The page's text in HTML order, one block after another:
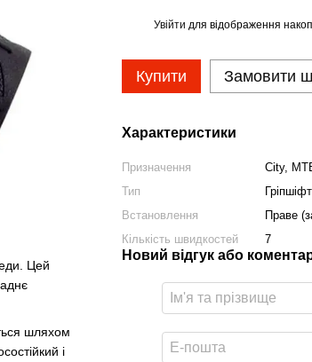
Цей
шляхом
і
Увійти для відображення
Купити Замовити
Характеристики
Призначення
City,
Тип
Встановлення
Праве
Кількість швидкостей
7
Новий відгук або